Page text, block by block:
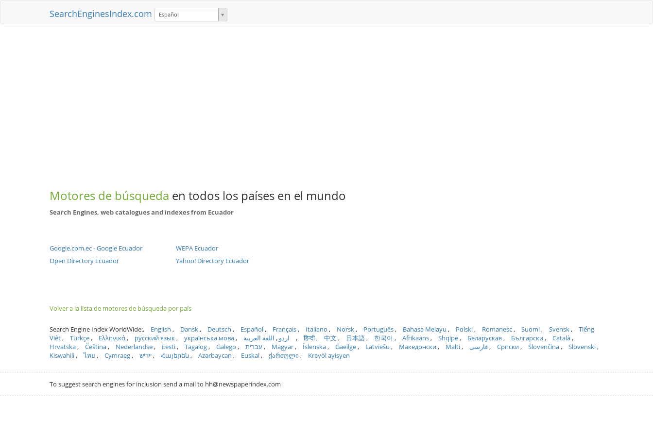
SearchEnginesIndex.com Español
Motores de búsqueda en todos los países en el mundo
Search Engines, web catalogues and indexes from Ecuador
Google.com.ec - Google Ecuador
Open Directory Ecuador
WEPA Ecuador
Yahoo! Directory Ecuador
Volver a la lista de motores de búsqueda por país
Search Engine Index WorldWide: English Dansk Deutsch Español Français Italiano Norsk Português Bahasa Melayu Polski Romanesc Suomi Svensk
Tiếng
Việt
Türkçe Ελληνικά русский язык українська мова اردو اللغة العربية हिन्दी 中文 日本語 한국어 Afrikaans Shqipe Беларуская Български
Català
Hrvatska
Čeština Nederlandse Eesti Tagalog Galego עברית Magyar Íslenska Gaeilge Latviešu Македонски Malti فارسی Српски Slovenčina
Slovenski
Kiswahili
ไทย Cymraeg ייִדיש Հայերեն Azərbaycan Euskal ქართული Kreyòl ayisyen
To suggest search engines for inclusion send a mail to hh@newspaperindex.com